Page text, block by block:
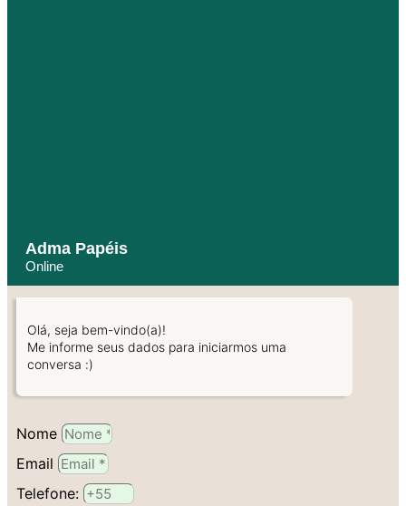
Adma Papéis
Online
Olá, seja bem-vindo(a)!
Me informe seus dados para iniciarmos uma
conversa :)
Nome
Email
Telefone: